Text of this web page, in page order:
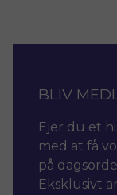
BLIV
Ejer du et
med at få
på
Eksklusivt